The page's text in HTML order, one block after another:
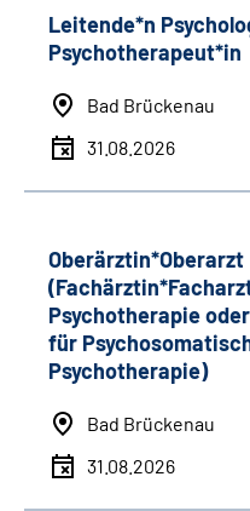
Leitende*n
Psychotherapeut*in
Bad Brückenau
31.08.2026
Oberärztin*Oberarzt
Psychotherapie
für
Psychotherapie)
Bad Brückenau
31.08.2026